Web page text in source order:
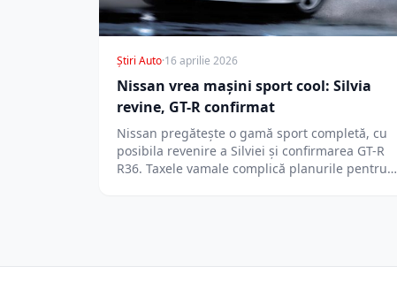
Știri Auto·16 aprilie 2026
Nissan vrea mașini sport cool: Silvia
revine, GT-R confirmat
Nissan pregătește o gamă sport completă, cu
posibila revenire a Silviei și confirmarea GT-R
R36. Taxele vamale complică planurile pentru…